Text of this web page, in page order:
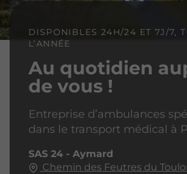
DISPONIBLES 24H/24 ET 7J/7,
L’ANNÉE
Au quotidien
de vous !
Entreprise d’ambulances
dans le transport médical à
SAS 24 - Aymard
Chemin des Feutres du